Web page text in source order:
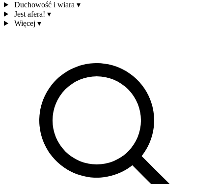
Duchowość i wiara ▾
Jest afera! ▾
Więcej ▾